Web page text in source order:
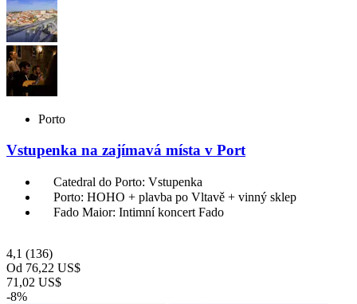
Porto
Vstupenka na zajímavá místa v Port
Catedral do Porto: Vstupenka
Porto: HOHO + plavba po Vltavě + vinný sklep
Fado Maior: Intimní koncert Fado
4,1 (136)
Od 76,22 US$
71,02 US$
-8%